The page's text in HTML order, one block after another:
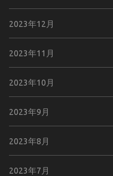
2023年12月
2023年11月
2023年10月
2023年9月
2023年8月
2023年7月